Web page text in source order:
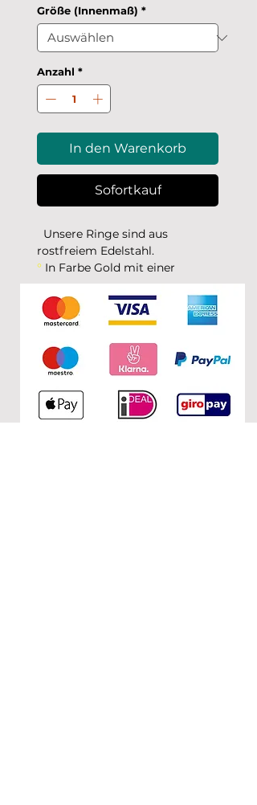
Größe (Innenmaß) *
Anzahl *
In den Warenkorb
Sofortkauf
Unsere Ringe sind aus
rostfreiem Edelstahl.
° In Farbe Gold mit einer
Beschichtung aus Gold
°In Farbe Rosé mit einer
Beschichtung aus Roségold
Beschichtung, sie sind aus
poliertem Edelstahl
Lieferzeit: 3-5 Werktage